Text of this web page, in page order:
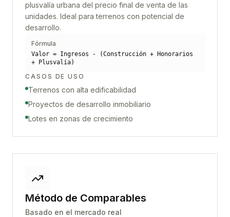
plusvalía urbana del precio final de venta de las
unidades. Ideal para terrenos con potencial de
desarrollo.
Fórmula
Valor = Ingresos - (Construcción + Honorarios
+ Plusvalía)
CASOS DE USO
Terrenos con alta edificabilidad
Proyectos de desarrollo inmobiliario
Lotes en zonas de crecimiento
Método de Comparables
Basado en el mercado real